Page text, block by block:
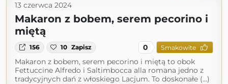
13 czerwca 2024
Makaron z bobem, serem pecorino i
miętą
156 10 Zapisz 0 Smakowite
Makaron z bobem, serem pecorino i miętą to obok
Fettuccine Alfredo i Saltimbocca alla romana jedno z
tradycyjnych dań z włoskiego Lacjum. To doskonałe (...)